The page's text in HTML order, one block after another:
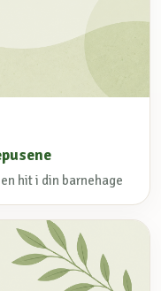
hit i din barnehage